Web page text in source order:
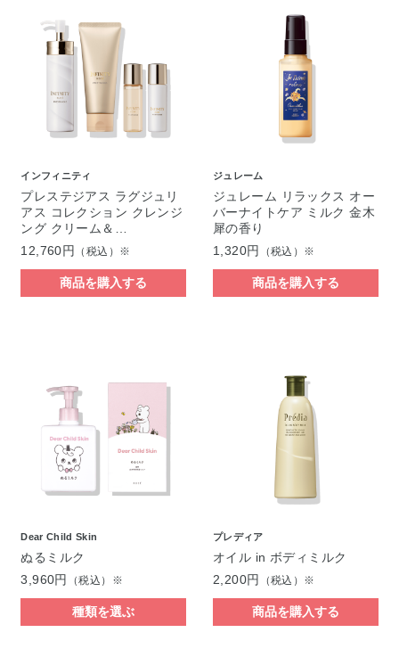
インフィニティ
プレステジアス ラグジュリ
アス コレクション クレンジ
ング クリーム＆…
12,760円
（税込）※
商品を購入する
ジュレーム
ジュレーム リラックス オー
バーナイトケア ミルク 金木
犀の香り
1,320円
（税込）※
商品を購入する
Dear Child Skin
ぬるミルク
3,960円
（税込）※
種類を選ぶ
プレディア
オイル in ボディミルク
2,200円
（税込）※
商品を購入する